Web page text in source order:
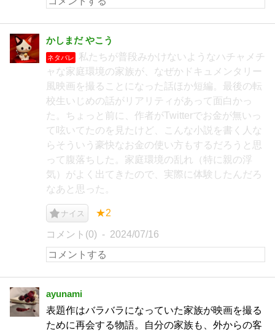
かしまだ やこう
ネタバレ
私たちが普段みかけないようなハチャメチ
ャな家庭環境の家族が、なぜかドキュメンタリー
風映画を撮ることになった話ほか短編。最後の転
校生いじめの話がリアリティがあって面白かっ
た。ちょっと前に、作者がTwitterでお金が無いっ
て呟いてたのを見たけど、こんな小説を書く人な
らそういう豪快なお金の使い方もするだろうと思
って腹落ちした。家庭環境の乱れ（特に親の浮
気）がよく出てきたので、実際に体験したんだろ
なあと思った。
ナイス ★2
コメント(0) 2024/07/16
ayunami
表題作はバラバラになっていた家族が映画を撮る
ために再会する物語。自分の家族も、外からの客